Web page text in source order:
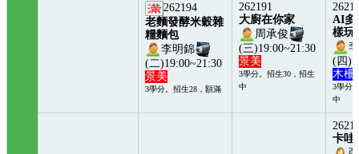
262194
老麵發酵米穀雜
糧麵包
李明錦
(二)19:00~21:30
景美
3學分。招生28，額滿
262191
大廚在你家
周承俊
(三)19:00~21:30
景美
3學分。招生30，招生
中
AI多
樣玩
(四
木柵
3學分
中
卡哇